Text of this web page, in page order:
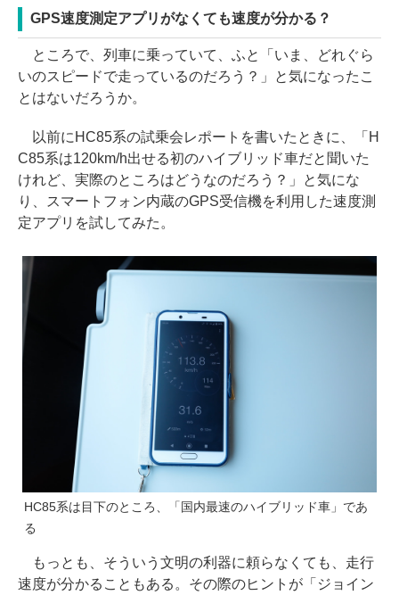
GPS速度測定アプリがなくても速度が分かる？
ところで、列車に乗っていて、ふと「いま、どれぐら
いのスピードで走っているのだろう？」と気になったこ
とはないだろうか。
以前にHC85系の試乗会レポートを書いたときに、「H
C85系は120km/h出せる初のハイブリッド車だと聞いた
けれど、実際のところはどうなのだろう？」と気にな
り、スマートフォン内蔵のGPS受信機を利用した速度測
定アプリを試してみた。
HC85系は目下のところ、「国内最速のハイブリッド車」であ
る
もっとも、そういう文明の利器に頼らなくても、走行
速度が分かることもある。その際のヒントが「ジョイン